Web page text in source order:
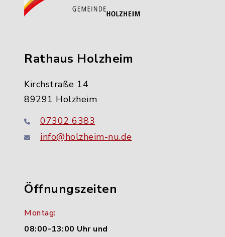
Rathaus Holzheim
Kirchstraße 14
89291 Holzheim
07302 6383
info@holzheim-nu.de
Öffnungszeiten
Montag:
08:00-13:00 Uhr und